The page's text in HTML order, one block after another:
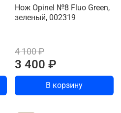
Нож Opinel №8 Fluo Green,
зеленый, 002319
4 100 ₽
3 400 ₽
В корзину